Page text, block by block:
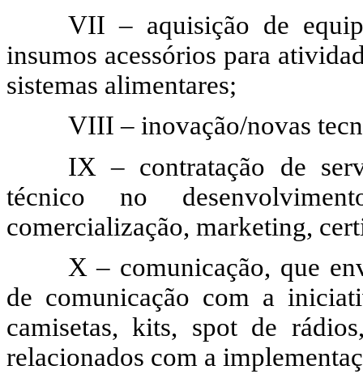
VII – aquisição de
insumos acessórios para
sistemas alimentares;
VIII – inovação/novas
IX – contratação de
técnico no
comercialização, marketing,
X – comunicação, que
de comunicação com a
camisetas, kits, spot de
relacionados com a